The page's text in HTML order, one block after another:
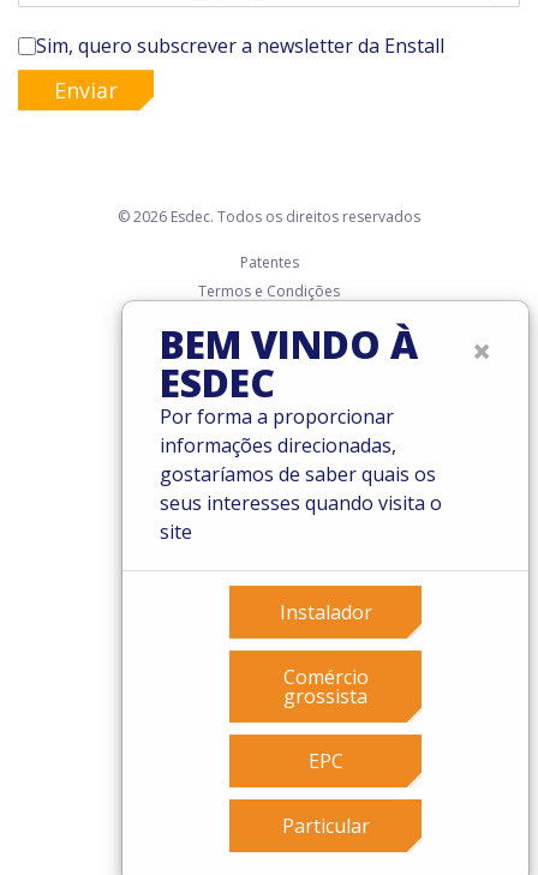
Sim, quero subscrever a newsletter da Enstall
Enviar
© 2026 Esdec. Todos os direitos reservados
Patentes
Termos e Condições
Governance
Cookies
×
BEM VINDO À
ESDEC
Por forma a proporcionar
informações direcionadas,
gostaríamos de saber quais os
seus interesses quando visita o
site
Instalador
Comércio
grossista
EPC
Particular